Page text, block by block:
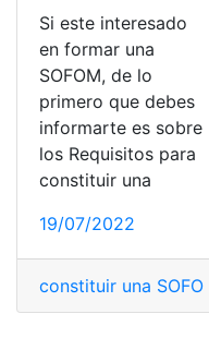
Si este interesado
en formar una
SOFOM, de lo
primero que debes
informarte es sobre
los Requisitos para
constituir una
19/07/2022
constituir una SOFOM